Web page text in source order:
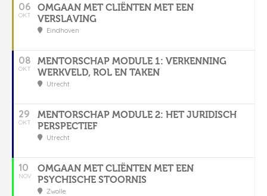
06
OKT
OMGAAN MET CLIËNTEN MET EEN
VERSLAVING
Eindhoven
08
OKT
MENTORSCHAP MODULE 1: VERKENNING
WERKVELD, ROL EN TAKEN
Utrecht
29
OKT
MENTORSCHAP MODULE 2: HET JURIDISCH
PERSPECTIEF
Utrecht
10
NOV
OMGAAN MET CLIËNTEN MET EEN
PSYCHISCHE STOORNIS
Zwolle